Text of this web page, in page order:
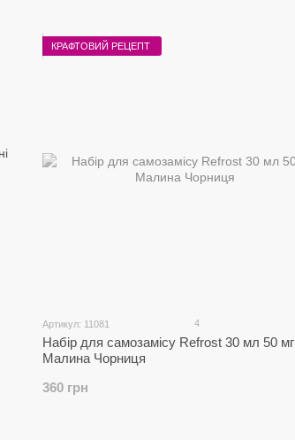
КРАФТОВИЙ РЕЦЕПТ
Артикул: 11081 4
Набір для самозамісу Refrost 30 мл 50 мг
Малина Чорниця
360 грн